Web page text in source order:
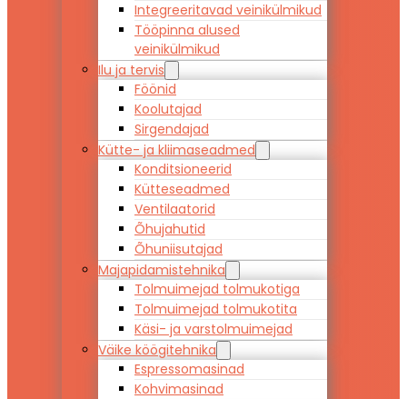
Integreeritavad veinikülmikud
Tööpinna alused
veinikülmikud
Ilu ja tervis
Föönid
Koolutajad
Sirgendajad
Kütte- ja kliimaseadmed
Konditsioneerid
Kütteseadmed
Ventilaatorid
Õhujahutid
Õhuniisutajad
Majapidamistehnika
Tolmuimejad tolmukotiga
Tolmuimejad tolmukotita
Käsi- ja varstolmuimejad
Väike köögitehnika
Espressomasinad
Kohvimasinad